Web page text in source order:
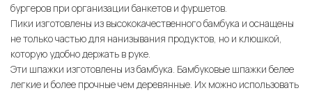
бургеров при организации банкетов и фуршетов.
Пики изготовлены из высококачественного бамбука и оснащены
не только частью для нанизывания продуктов, но и клюшкой,
которую удобно держать в руке.
Эти шпажки изготовлены из бамбука. Бамбуковые шпажки белее
легкие и более прочные чем деревянные. Их можно использовать